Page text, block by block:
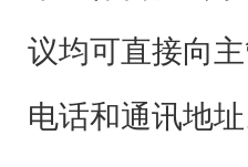
议均可直接向
电话和通讯地址